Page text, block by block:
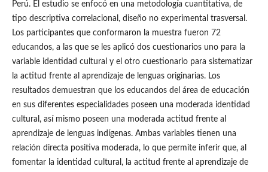
Perú. El estudio se enfocó en una metodología cuantitativa, de
tipo descriptiva correlacional, diseño no experimental trasversal.
Los participantes que conformaron la muestra fueron 72
educandos, a las que se les aplicó dos cuestionarios uno para la
variable identidad cultural y el otro cuestionario para sistematizar
la actitud frente al aprendizaje de lenguas originarias. Los
resultados demuestran que los educandos del área de educación
en sus diferentes especialidades poseen una moderada identidad
cultural, así mismo poseen una moderada actitud frente al
aprendizaje de lenguas indígenas. Ambas variables tienen una
relación directa positiva moderada, lo que permite inferir que, al
fomentar la identidad cultural, la actitud frente al aprendizaje de